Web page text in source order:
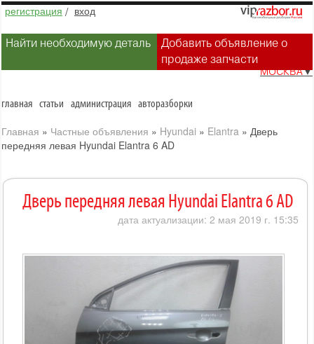
регистрация / вход
Найти необходимую деталь
Добавить объявление о
продаже запчасти
МОСКВА▼
главная статьи администрация авторазборки
Главная » Частные объявления » Hyundai » Elantra » Дверь
передняя левая Hyundai Elantra 6 AD
Дверь передняя левая Hyundai Elantra 6 AD
дата актуализации: 2 мая 2019 г. 15:35